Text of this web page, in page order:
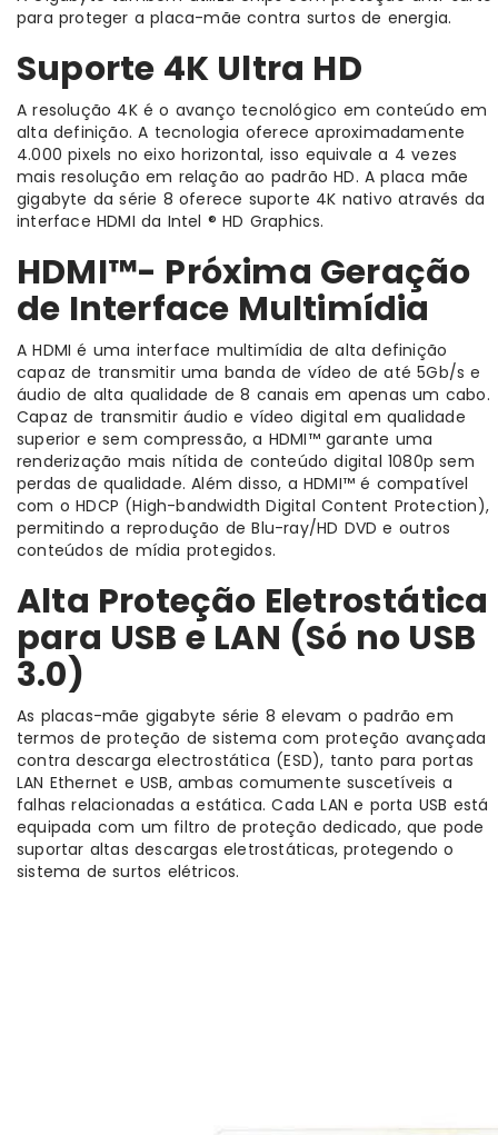
para proteger a placa-mãe contra surtos de energia.
Suporte 4K Ultra HD
A resolução 4K é o avanço tecnológico em conteúdo em
alta definição. A tecnologia oferece aproximadamente
4.000 pixels no eixo horizontal, isso equivale a 4 vezes
mais resolução em relação ao padrão HD. A placa mãe
gigabyte da série 8 oferece suporte 4K nativo através da
interface HDMI da Intel ® HD Graphics.
HDMI™- Próxima Geração
de Interface Multimídia
A HDMI é uma interface multimídia de alta definição
capaz de transmitir uma banda de vídeo de até 5Gb/s e
áudio de alta qualidade de 8 canais em apenas um cabo.
Capaz de transmitir áudio e vídeo digital em qualidade
superior e sem compressão, a HDMI™ garante uma
renderização mais nítida de conteúdo digital 1080p sem
perdas de qualidade. Além disso, a HDMI™ é compatível
com o HDCP (High-bandwidth Digital Content Protection),
permitindo a reprodução de Blu-ray/HD DVD e outros
conteúdos de mídia protegidos.
Alta Proteção Eletrostática
para USB e LAN (Só no USB
3.0)
As placas-mãe gigabyte série 8 elevam o padrão em
termos de proteção de sistema com proteção avançada
contra descarga electrostática (ESD), tanto para portas
LAN Ethernet e USB, ambas comumente suscetíveis a
falhas relacionadas a estática. Cada LAN e porta USB está
equipada com um filtro de proteção dedicado, que pode
suportar altas descargas eletrostáticas, protegendo o
sistema de surtos elétricos.